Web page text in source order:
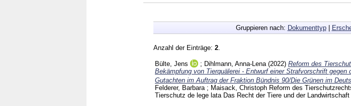
Gruppieren nach: Dokumenttyp|
Anzahl der Einträge: 2
Bülte, Jens ; Dihlmann, Anna-Lena (2022) Reform des
Bekämpfung von Tierquälerei - Entwurf einer Straf­vorschrift gegen
Gutachten im Auftrag der Fraktion Bündnis 90/Die Grünen im
Felderer, Barbara ; Maisack, Christoph Reform des
Tierschutz de lege lata Das Recht der Tiere und der Landwirtschaft